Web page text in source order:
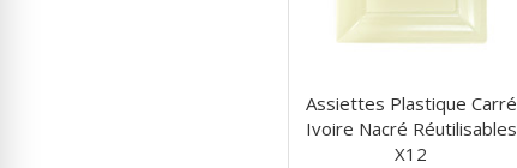
Assiettes Plastique Carré
Ivoire Nacré Réutilisables
X12